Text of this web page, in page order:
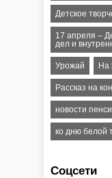
Детское
17 апреля –
дел и
Урожай На
Рассказ на
новости
ко дню белой
Соцсети